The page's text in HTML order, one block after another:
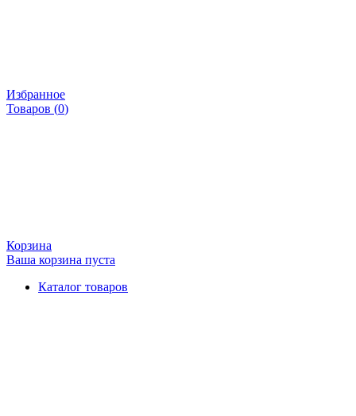
Избранное
Товаров (0)
Корзина
Ваша корзина пуста
Каталог товаров